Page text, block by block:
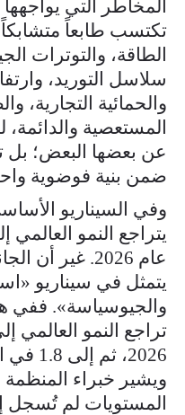
المخاطر التي
تكتسب طابعاً
الطاقة، والتوترات
سلاسل التوريد،
والحمائية التجارية،
المستعصية
عن بعضها البعض؛ بل
ضمن بنية فوضوية
وفي السيناريو
عام 2026. غير
يتمثل في سيناريو
والجيوسياسة». ففي
ويشير خبراء
المستويات لم تُسجل